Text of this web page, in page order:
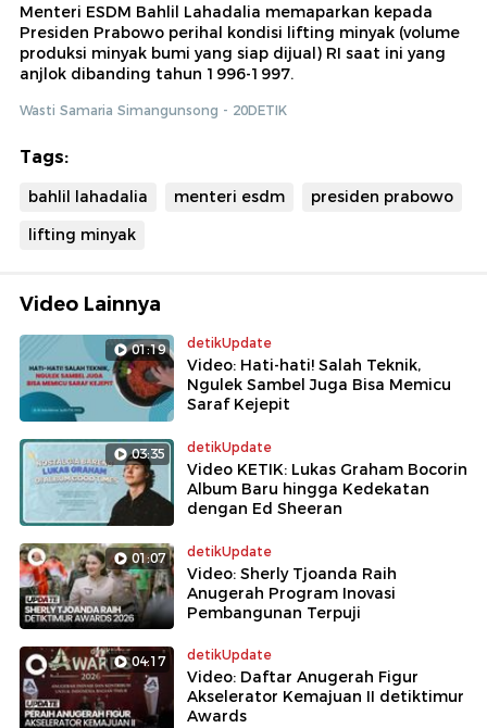
Menteri ESDM Bahlil Lahadalia memaparkan kepada
Presiden Prabowo perihal kondisi lifting minyak (volume
produksi minyak bumi yang siap dijual) RI saat ini yang
anjlok dibanding tahun 1996-1997.
Wasti Samaria Simangunsong - 20DETIK
Tags:
bahlil lahadalia menteri esdm
presiden prabowo
lifting minyak
Video Lainnya
01:19 detikUpdate
Video: Hati-hati! Salah Teknik,
Ngulek Sambel Juga Bisa Memicu
Saraf Kejepit
03:35 detikUpdate
Video KETIK: Lukas Graham Bocorin
Album Baru hingga Kedekatan
dengan Ed Sheeran
01:07 detikUpdate
Video: Sherly Tjoanda Raih
Anugerah Program Inovasi
Pembangunan Terpuji
04:17 detikUpdate
Video: Daftar Anugerah Figur
Akselerator Kemajuan II detiktimur
Awards